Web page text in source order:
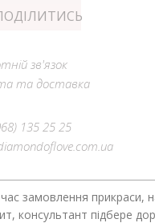
зв'язок
та доставка
135 25 25
час замовлення прикраси,
консультант підбере